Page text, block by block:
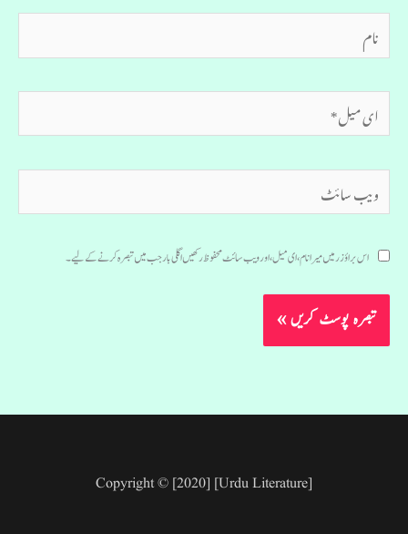
میل*
سائٹ
اس براؤزر میں میرا نام، ای میل، اور ویب سائٹ محفوظ رکھیں اگلی بار جب میں تبصرہ کرنے کےلیے۔
Copyright © [2020] [Urdu Literature]